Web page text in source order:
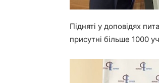
Підняті у доповідях
присутні більше 1000